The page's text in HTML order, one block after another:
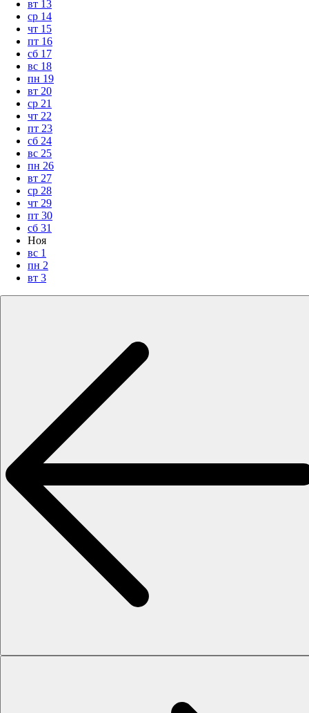
вт 13
ср 14
чт 15
пт 16
сб 17
вс 18
пн 19
вт 20
ср 21
чт 22
пт 23
сб 24
вс 25
пн 26
вт 27
ср 28
чт 29
пт 30
сб 31
Ноя
вс 1
пн 2
вт 3